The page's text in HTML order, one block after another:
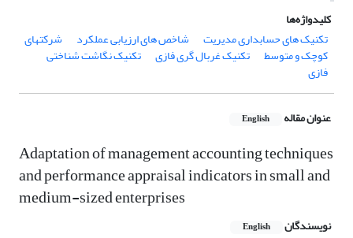
کلیدواژه‌ها
تکنیک های حسابداری مدیریت
شاخص های ارزیابی عملکرد شرکتهای
کوچک و متوسط تکنیک غربال گری فازی تکنیک نگاشت شناختی
فازی
عنوان مقاله English
Adaptation of management accounting techniques
and performance appraisal indicators in small and
medium-sized enterprises
نویسندگان English